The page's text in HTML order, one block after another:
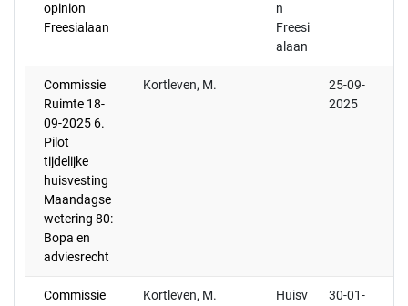
opinion
Freesialaan
n
Freesi
alaan
Commissie
Ruimte 18-
09-2025 6.
Pilot
tijdelijke
huisvesting
Maandagse
wetering 80:
Bopa en
adviesrecht
Kortleven, M.
25-09-
2025
Commissie
Kortleven, M.
Huisv
30-01-